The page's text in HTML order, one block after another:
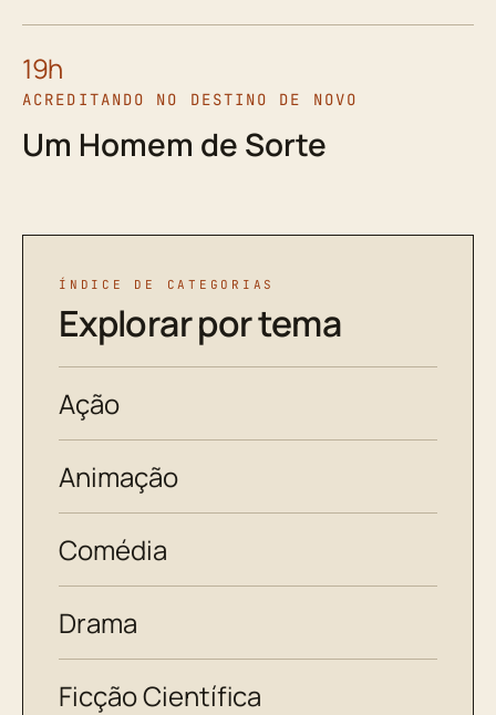
19h
ACREDITANDO NO DESTINO DE NOVO
Um Homem de Sorte
ÍNDICE DE CATEGORIAS
Explorar por tema
Ação
Animação
Comédia
Drama
Ficção Científica